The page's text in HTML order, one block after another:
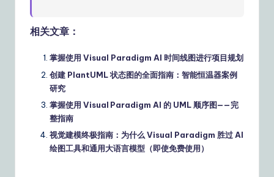
相关文章：
掌握使用 Visual Paradigm AI 时间线图进行项目规划
创建 PlantUML 状态图的全面指南：智能恒温器案例
研究
掌握使用 Visual Paradigm AI 的 UML 顺序图——完
整指南
视觉建模终极指南：为什么 Visual Paradigm 胜过 AI
绘图工具和通用大语言模型（即使免费使用）